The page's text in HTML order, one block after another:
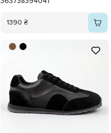
1390 ₴